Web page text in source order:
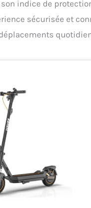
indice de
sécurisée et